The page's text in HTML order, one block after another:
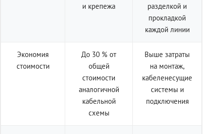
и крепежа
разделкой и
прокладкой
каждой линии
Экономия
стоимости
До 30 % от
общей
стоимости
аналогичной
кабельной
схемы
Выше затраты
на монтаж,
кабеленесущие
системы и
подключения